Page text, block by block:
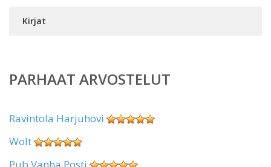
Kirjat
PARHAAT ARVOSTELUT
Ravintola Harjuhovi
Wolt